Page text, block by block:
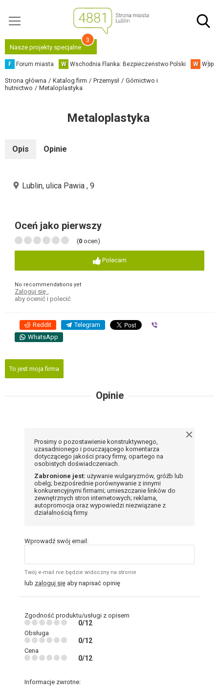
Nasze projekty specjalne
3
F Forum miasta W Wschodnia Flanka: Bezpieczeństwo Polski W
Strona główna Katalog firm Przemysł
Górnictwo i
hutnictwo
Metaloplastyka
Metaloplastyka
Opis Opinie
Lublin, ulica Pawia , 9
Oceń jako pierwszy
(0 ocen)
Polecam
No recommendations yet
Zaloguj się
aby ocenić i polecić
Reddit Telegram
WhatsApp
To jest moja firma
Opinie
Prosimy o pozostawienie konstruktywnego,
uzasadnionego i pouczającego komentarza
dotyczącego jakości pracy firmy, opartego na
osobistych doświadczeniach.
Zabronione jest: używanie wulgaryzmów, gróźb lub
obelg; bezpośrednie porównywanie z innymi
konkurencyjnymi firmami; umieszczanie linków do
zewnętrznych stron internetowych; reklama,
autopromocja oraz wypowiedzi niezwiązane z
działalnością firmy.
Wprowadź swój email:
Twój e-mail nie będzie widoczny na stronie
lub zaloguj się aby napisać opinię
Zgodność produktu/usługi z opisem
0/12
Obsługa
0/12
Cena
0/12
Informacje zwrotne: